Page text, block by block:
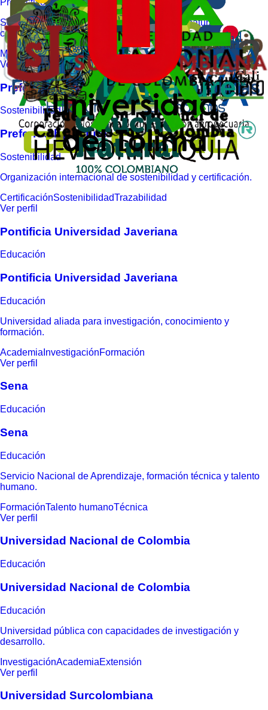
Productivo
Sello de identidad para visibilizar el caucho natural
colombiano.
MarcaIdentidadValor agregado
Ver perfil
Preferred by Nature
Sostenibilidad
Preferred by Nature
Sostenibilidad
Organización internacional de sostenibilidad y certificación.
CertificaciónSostenibilidadTrazabilidad
Ver perfil
Pontificia Universidad Javeriana
Educación
Pontificia Universidad Javeriana
Educación
Universidad aliada para investigación, conocimiento y
formación.
Academia InvestigaciónFormación
Ver perfil
Sena
Educación
Sena
Educación
Servicio Nacional de Aprendizaje, formación técnica y talento
humano.
FormaciónTalento humanoTécnica
Ver perfil
Universidad Nacional de Colombia
Educación
Universidad Nacional de Colombia
Educación
Universidad pública con capacidades de investigación y
desarrollo.
InvestigaciónAcademiaExtensión
Ver perfil
Universidad Surcolombiana